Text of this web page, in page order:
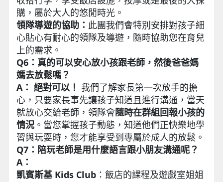
購，屬於大人的悠閒時光。
領隊導遊的協助： 此團我們會特別安排對孩子細
心貼心有耐心的領隊及導遊，隨時協助您在育兒
上的需求。
Q6：真的可以安心放小孩跟老師，然後爸爸媽
媽去放鬆嗎？
A： 絕對可以！ 我們了解家長第一次放手的擔
心，只要家長事先讓孩子知道且進行溝通，當天
就放心交給老師，領隊會隨時在群組回報小孩的
情況。當您掌握孩子動態，知道他們正快樂地學
習與玩耍時，您才能享受到專屬於成人的放鬆。
Q7：陪玩老師是用什麼語言跟小朋友溝通呢？
A：
凱賓斯基 Kids Club：飯店的課程及遊戲室姐姐